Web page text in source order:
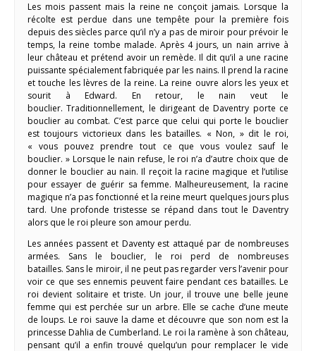
Les mois passent mais la reine ne conçoit jamais. Lorsque la
récolte est perdue dans une tempête pour la première fois
depuis des siècles parce qu’il n’y a pas de miroir pour prévoir le
temps, la reine tombe malade. Après 4 jours, un nain arrive à
leur château et prétend avoir un remède. Il dit qu’il a une racine
puissante spécialement fabriquée par les nains. Il prend la racine
et touche les lèvres de la reine. La reine ouvre alors les yeux et
sourit à Edward. En retour, le nain veut le
bouclier. Traditionnellement, le dirigeant de Daventry porte ce
bouclier au combat. C’est parce que celui qui porte le bouclier
est toujours victorieux dans les batailles. « Non, » dit le roi,
« vous pouvez prendre tout ce que vous voulez sauf le
bouclier. » Lorsque le nain refuse, le roi n’a d’autre choix que de
donner le bouclier au nain. Il reçoit la racine magique et l’utilise
pour essayer de guérir sa femme. Malheureusement, la racine
magique n’a pas fonctionné et la reine meurt quelques jours plus
tard. Une profonde tristesse se répand dans tout le Daventry
alors que le roi pleure son amour perdu.
Les années passent et Daventy est attaqué par de nombreuses
armées. Sans le bouclier, le roi perd de nombreuses
batailles. Sans le miroir, il ne peut pas regarder vers l’avenir pour
voir ce que ses ennemis peuvent faire pendant ces batailles. Le
roi devient solitaire et triste. Un jour, il trouve une belle jeune
femme qui est perchée sur un arbre. Elle se cache d’une meute
de loups. Le roi sauve la dame et découvre que son nom est la
princesse Dahlia de Cumberland. Le roi la ramène à son château,
pensant qu’il a enfin trouvé quelqu’un pour remplacer le vide